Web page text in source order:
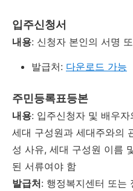
입주신청서
내용: 신청자 본인의 서명
발급처: 다운로드 가능
주민등록표등본
내용: 입주신청자 및 배우
세대 구성원과 세대주와의
성 사유, 세대 구성원 이름
된 서류여야 함
발급처: 행정복지센터 또는